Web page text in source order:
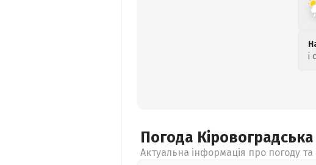
і
Погода Кіровоградська
Актуальна інформація про погоду